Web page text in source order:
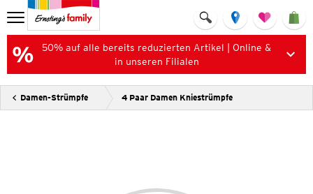
50% auf alle bereits reduzierten Artikel | Online &
in unseren Filialen
Damen-Strümpfe 4 Paar Damen Kniestrümpfe